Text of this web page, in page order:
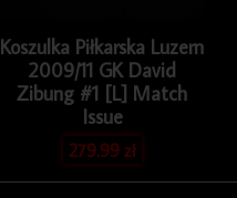
Koszulka Piłkarska Luzern
2009/11 GK David
Zibung #1 [L] Match
Issue
279.99zł